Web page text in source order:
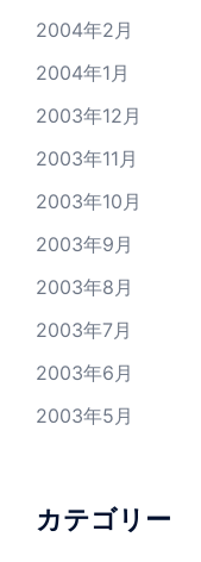
2004年2月
2004年1月
2003年12月
2003年11月
2003年10月
2003年9月
2003年8月
2003年7月
2003年6月
2003年5月
カテゴリー